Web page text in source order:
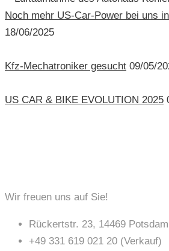
Noch mehr US-Car-Power bei uns
18/06/2025
Kfz-Mechatroniker gesucht 09/05/
US CAR & BIKE EVOLUTION 2025
Wir freuen uns auf Sie!
Rückertstr. 23, 14469 Potsdam
+49 331 619 021 20 (Verkauf)